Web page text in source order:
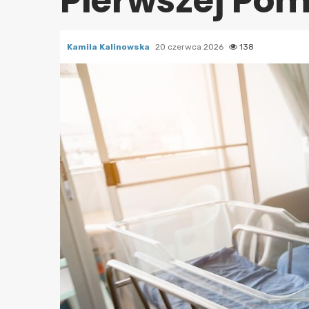
Kamila Kalinowska 20 czerwca 2026 138